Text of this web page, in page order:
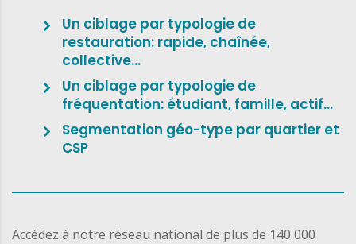
Un ciblage par typologie de
restauration: rapide, chaînée,
collective…
Un ciblage par typologie de
fréquentation: étudiant, famille, actif…
Segmentation géo-type par quartier et
CSP
Accédez à notre réseau national de plus de 140 000